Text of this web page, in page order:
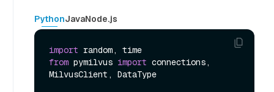
PythonJavaNode.js
import
from pymilvus import connections,
MilvusClient, DataType